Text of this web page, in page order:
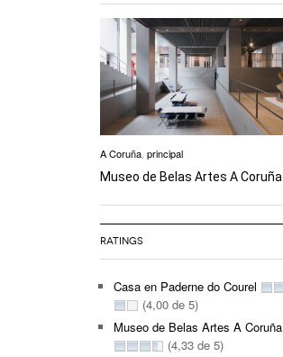
A Coruña principal
Museo de Belas Artes A Coruña
RATINGS
Casa en Paderne do Courel
(4,00 de 5)
Museo de Belas Artes A Coruña
(4,33 de 5)